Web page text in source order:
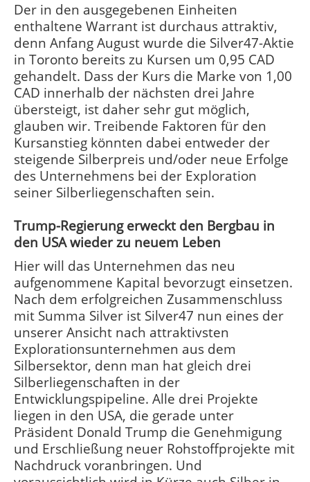
Der in den ausgegebenen Einheiten
enthaltene Warrant ist durchaus attraktiv,
denn Anfang August wurde die Silver47-Aktie
in Toronto bereits zu Kursen um 0,95 CAD
gehandelt. Dass der Kurs die Marke von 1,00
CAD innerhalb der nächsten drei Jahre
übersteigt, ist daher sehr gut möglich,
glauben wir. Treibende Faktoren für den
Kursanstieg könnten dabei entweder der
steigende Silberpreis und/oder neue Erfolge
des Unternehmens bei der Exploration
seiner Silberliegenschaften sein.
Trump-Regierung erweckt den Bergbau in
den USA wieder zu neuem Leben
Hier will das Unternehmen das neu
aufgenommene Kapital bevorzugt einsetzen.
Nach dem erfolgreichen Zusammenschluss
mit Summa Silver ist Silver47 nun eines der
unserer Ansicht nach attraktivsten
Explorationsunternehmen aus dem
Silbersektor, denn man hat gleich drei
Silberliegenschaften in der
Entwicklungspipeline. Alle drei Projekte
liegen in den USA, die gerade unter
Präsident Donald Trump die Genehmigung
und Erschließung neuer Rohstoffprojekte mit
Nachdruck voranbringen. Und